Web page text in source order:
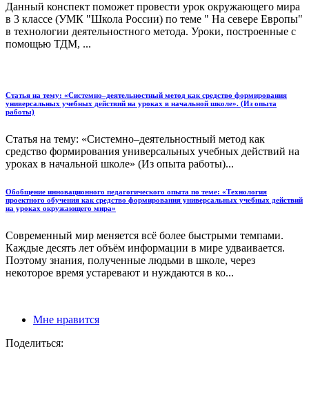
Данный конспект поможет провести урок окружающего мира
в 3 классе (УМК "Школа России) по теме " На севере Европы"
в технологии деятельностного метода. Уроки, построенные с
помощью ТДМ, ...
Статья на тему: «Системно–деятельностный метод как средство формирования
универсальных учебных действий на уроках в начальной школе». (Из опыта
работы)
Статья на тему: «Системно–деятельностный метод как
средство формирования универсальных учебных действий на
уроках в начальной школе» (Из опыта работы)...
Обобщение инновационного педагогического опыта по теме: «Технология
проектного обучения как средство формирования универсальных учебных действий
на уроках окружающего мира»
Современный мир меняется всё более быстрыми темпами.
Каждые десять лет объём информации в мире удваивается.
Поэтому знания, полученные людьми в школе, через
некоторое время устаревают и нуждаются в ко...
Мне нравится
Поделиться: